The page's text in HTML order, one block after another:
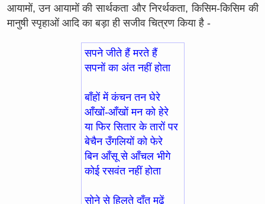
आयामों, उन आयामों की सार्थकता और निरर्थकता, किसिम-किसिम की
मानुषी स्पृहाओं आदि का बड़ा ही सजीव चित्रण किया है -
सपने जीते हैं मरते हैं
सपनों का अंत नहीं होता
बाँहों में कंचन तन घेरे
आँखों-आँखों मन को हेरे
या फिर सितार के तारों पर
बेचैन उँगलियों को फेरे
बिन आँसू से आँचल भीगे
कोई रसवंत नहीं होता
सोने से हिलते दाँत मढें